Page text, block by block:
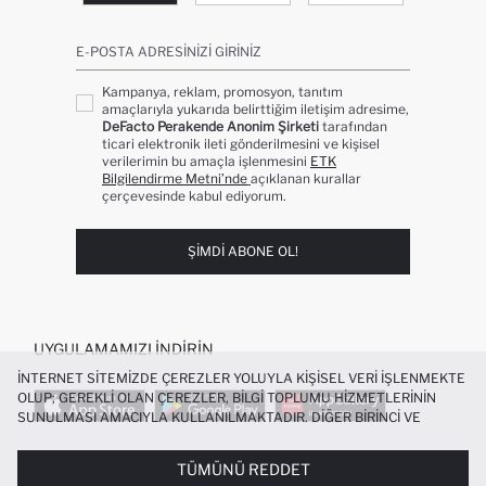
E-POSTA ADRESINIZI GIRINIZ
Kampanya, reklam, promosyon, tanıtım
amaçlarıyla yukarıda belirttiğim iletişim adresime,
DeFacto Perakende Anonim Şirketi tarafından
ticari elektronik ileti gönderilmesini ve kişisel
verilerimin bu amaçla işlenmesini ETK
Bilgilendirme Metni’nde açıklanan kurallar
çerçevesinde kabul ediyorum.
ŞIMDI ABONE OL!
UYGULAMAMIZI İNDIRIN
POPÜLER KATEGORILER
İNTERNET SITEMIZDE ÇEREZLER YOLUYLA KIŞISEL VERI IŞLENMEKTE
OLUP; GEREKLI OLAN ÇEREZLER, BILGI TOPLUMU HIZMETLERININ
SUNULMASI AMACIYLA KULLANILMAKTADIR. DIĞER BIRINCI VE
DENEYIMI SUNULABILMESI, SITEMIZIN DAHA IŞLEVSEL KILINMASI VE
KIŞISELLEŞTIRMESI VE AÇIK RIZA VERMENIZ HALINDE, SIZLERE
TÜMÜNÜ REDDET